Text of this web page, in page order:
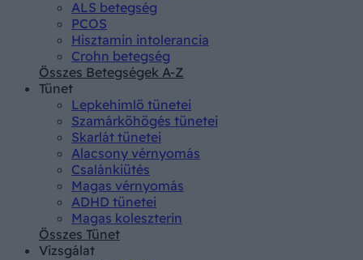
ALS betegség
PCOS
Hisztamin intolerancia
Crohn betegség
Összes Betegségek A-Z
Tünet
Lepkehimlő tünetei
Szamárköhögés tünetei
Skarlát tünetei
Alacsony vérnyomás
Csalánkiütés
Magas vérnyomás
ADHD tünetei
Magas koleszterin
Összes Tünet
Vizsgálat